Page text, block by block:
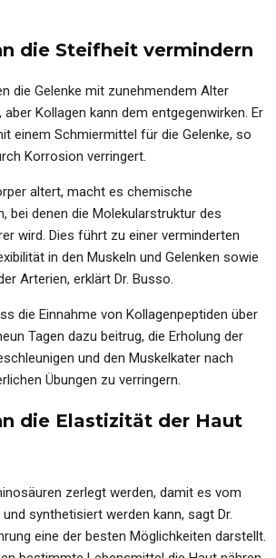
die Steifheit vermindern
die Gelenke mit zunehmendem Alter
aber Kollagen kann dem entgegenwirken. Er
einem Schmiermittel für die Gelenke, so
Korrosion verringert.
altert, macht es chemische
bei denen die Molekularstruktur des
wird. Dies führt zu einer verminderten
in den Muskeln und Gelenken sowie
Arterien, erklärt Dr. Busso.
die Einnahme von Kollagenpeptiden über
Tagen dazu beitrug, die Erholung der
und den Muskelkater nach
Übungen zu verringern.
die Elastizität der Haut
zerlegt werden, damit es vom
synthetisiert werden kann, sagt Dr.
eine der besten Möglichkeiten darstellt.